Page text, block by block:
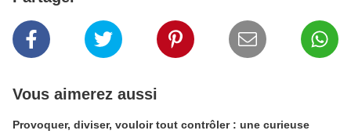
Vous aimerez aussi
Provoquer, diviser, vouloir tout contrôler : une curieuse